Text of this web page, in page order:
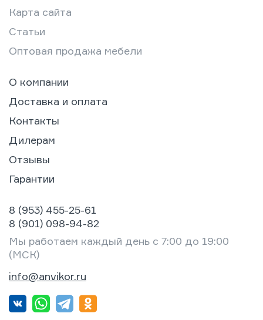
Карта сайта
Статьи
Оптовая продажа мебели
О компании
Доставка и оплата
Контакты
Дилерам
Отзывы
Гарантии
8 (953) 455-25-61
8 (901) 098-94-82
Мы работаем каждый день с 7:00 до 19:00
(МСК)
info@anvikor.ru